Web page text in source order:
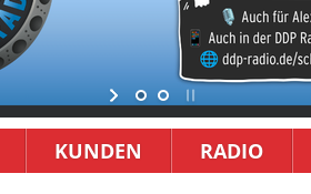
KUNDEN RADIO